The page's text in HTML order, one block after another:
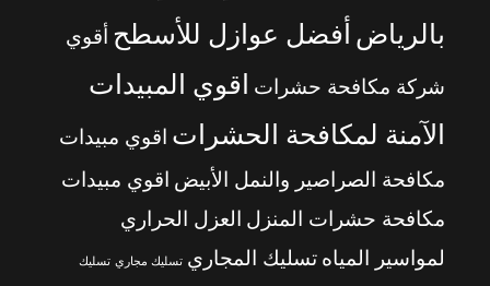
بالرياض أفضل عوازل للأسطح أقوي
شركة مكافحة حشرات
اقوي المبيدات
الآمنة لمكافحة الحشرات اقوي مبيدات
مكافحة الصراصير والنمل الأبيض اقوي مبيدات
مكافحة حشرات المنزل العزل الحراري
لمواسير المياه تسليك المجاري تسليك مجاري تسليك